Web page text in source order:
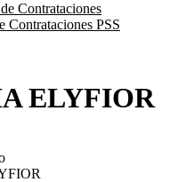
Contrataciones
Contrataciones PSS
ELYFIOR